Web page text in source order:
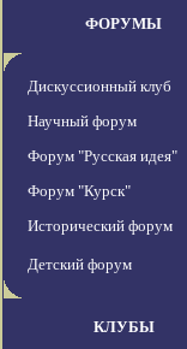
ФОРУМЫ
Дискуссионный клуб
Научный форум
Форум "Русская идея"
Форум "Курск"
Исторический форум
Детский форум
КЛУБЫ